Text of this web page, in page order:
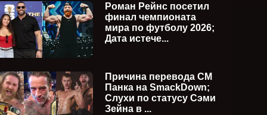
Роман Рейнс посетил
финал чемпионата
мира по футболу 2026;
Дата истече...
Причина перевода СМ
Панка на SmackDown;
Слухи по статусу Сэми
Зейна в ...